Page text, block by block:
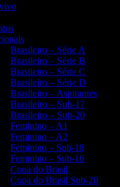
Brasileiro – Série A
Brasileiro – Série B
Brasileiro – Série C
Brasileiro – Série D
Brasileiro – Aspirantes
Brasileiro – Sub-17
Brasileiro – Sub-20
Feminino – A1
Feminino – A2
Feminino – Sub-18
Feminino – Sub-16
Copa do Brasil
Copa do Brasil Sub-20